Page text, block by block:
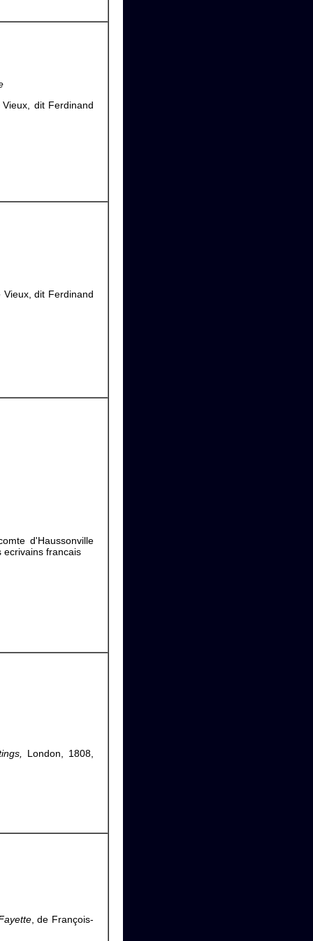
dit Ferdinand
dit Ferdinand
d'Haussonville
ecrivains francais
London, 1808,
, de François-